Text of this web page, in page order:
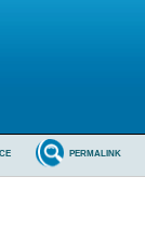
PERMALINK